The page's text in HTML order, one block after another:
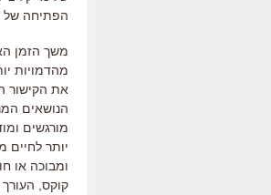
הפתיחה של
משך הזמן
מהדמויות
את הקישור
הנושאים
מורגשים
יותר לחיים
ומבוכה או
קוקס,